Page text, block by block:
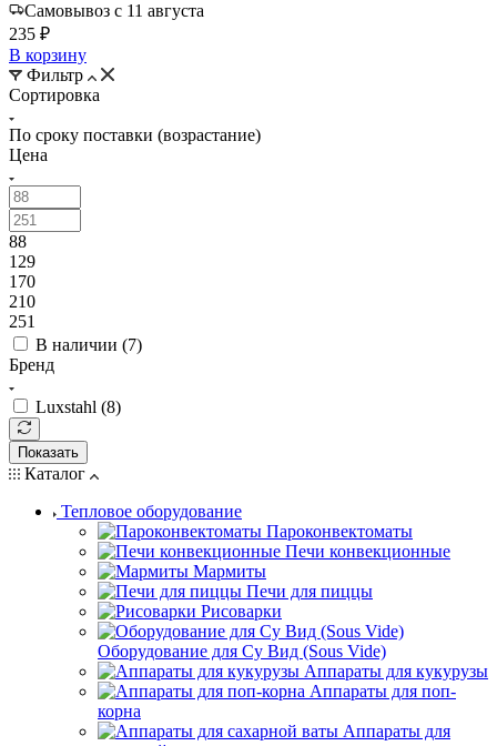
Самовывоз с 11 августа
235 ₽
В корзину
Фильтр
Сортировка
По сроку поставки (возрастание)
Цена
88
129
170
210
251
В наличии (7)
Бренд
Luxstahl (8)
Показать
Каталог
Тепловое оборудование
Пароконвектоматы
Печи конвекционные
Мармиты
Печи для пиццы
Рисоварки
Оборудование для Су Вид (Sous Vide)
Аппараты для кукурузы
Аппараты для поп-
корна
Аппараты для